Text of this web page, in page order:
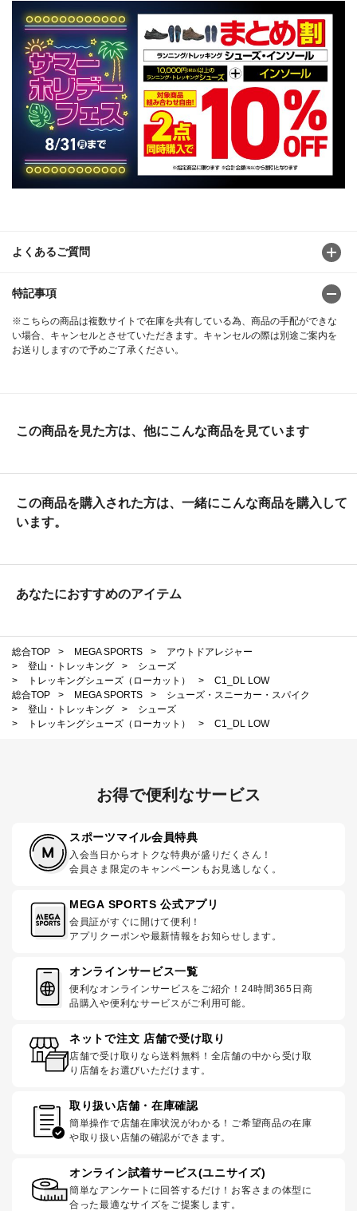
よくあるご質問
特記事項
※こちらの商品は複数サイトで在庫を共有している為、商品の手配ができな
い場合、キャンセルとさせていただきます。キャンセルの際は別途ご案内を
お送りしますので予めご了承ください。
この商品を見た方は、他にこんな商品を見ています
この商品を購入された方は、一緒にこんな商品を購入して
います。
あなたにおすすめのアイテム
総合TOP > MEGA SPORTS >
アウトドアレジャー
>
登山・トレッキング >
シューズ
>
トレッキングシューズ（ローカット） >
C1_DL LOW
総合TOP
> MEGA SPORTS >
シューズ・スニーカー・スパイク
>
登山・トレッキング >
シューズ
>
トレッキングシューズ（ローカット） > C1_DL LOW
お得で便利なサービス
スポーツマイル会員特典
入会当日からオトクな特典が盛りだくさん！
会員さま限定のキャンペーンもお見逃しなく。
MEGA SPORTS 公式アプリ
会員証がすぐに開けて便利！
アプリクーポンや最新情報をお知らせします。
オンラインサービス一覧
便利なオンラインサービスをご紹介！24時間365日商
品購入や便利なサービスがご利用可能。
ネットで注文 店舗で受け取り
店舗で受け取りなら送料無料！全店舗の中から受け取
り店舗をお選びいただけます。
取り扱い店舗・在庫確認
簡単操作で店舗在庫状況がわかる！ご希望商品の在庫
や取り扱い店舗の確認ができます。
オンライン試着サービス(ユニサイズ)
簡単なアンケートに回答するだけ！お客さまの体型に
合った最適なサイズをご提案します。